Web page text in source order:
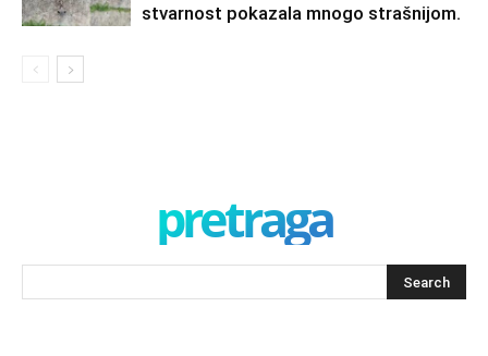
stvarnost pokazala mnogo strašnijom.
pretraga